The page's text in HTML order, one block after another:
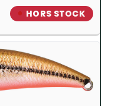
HORS STOCK